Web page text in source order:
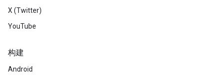
X (Twitter)
YouTube
构建
Android